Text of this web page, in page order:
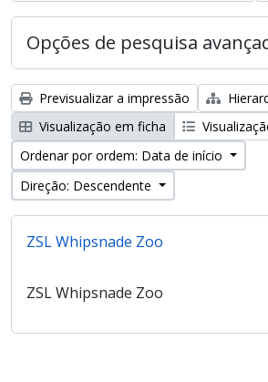
Opções de pesquisa
Previsualizar a impressão
Visualização em ficha
Ordenar por ordem: Data de início
Direção: Descendente
ZSL Whipsnade Zoo
ZSL Whipsnade Zoo